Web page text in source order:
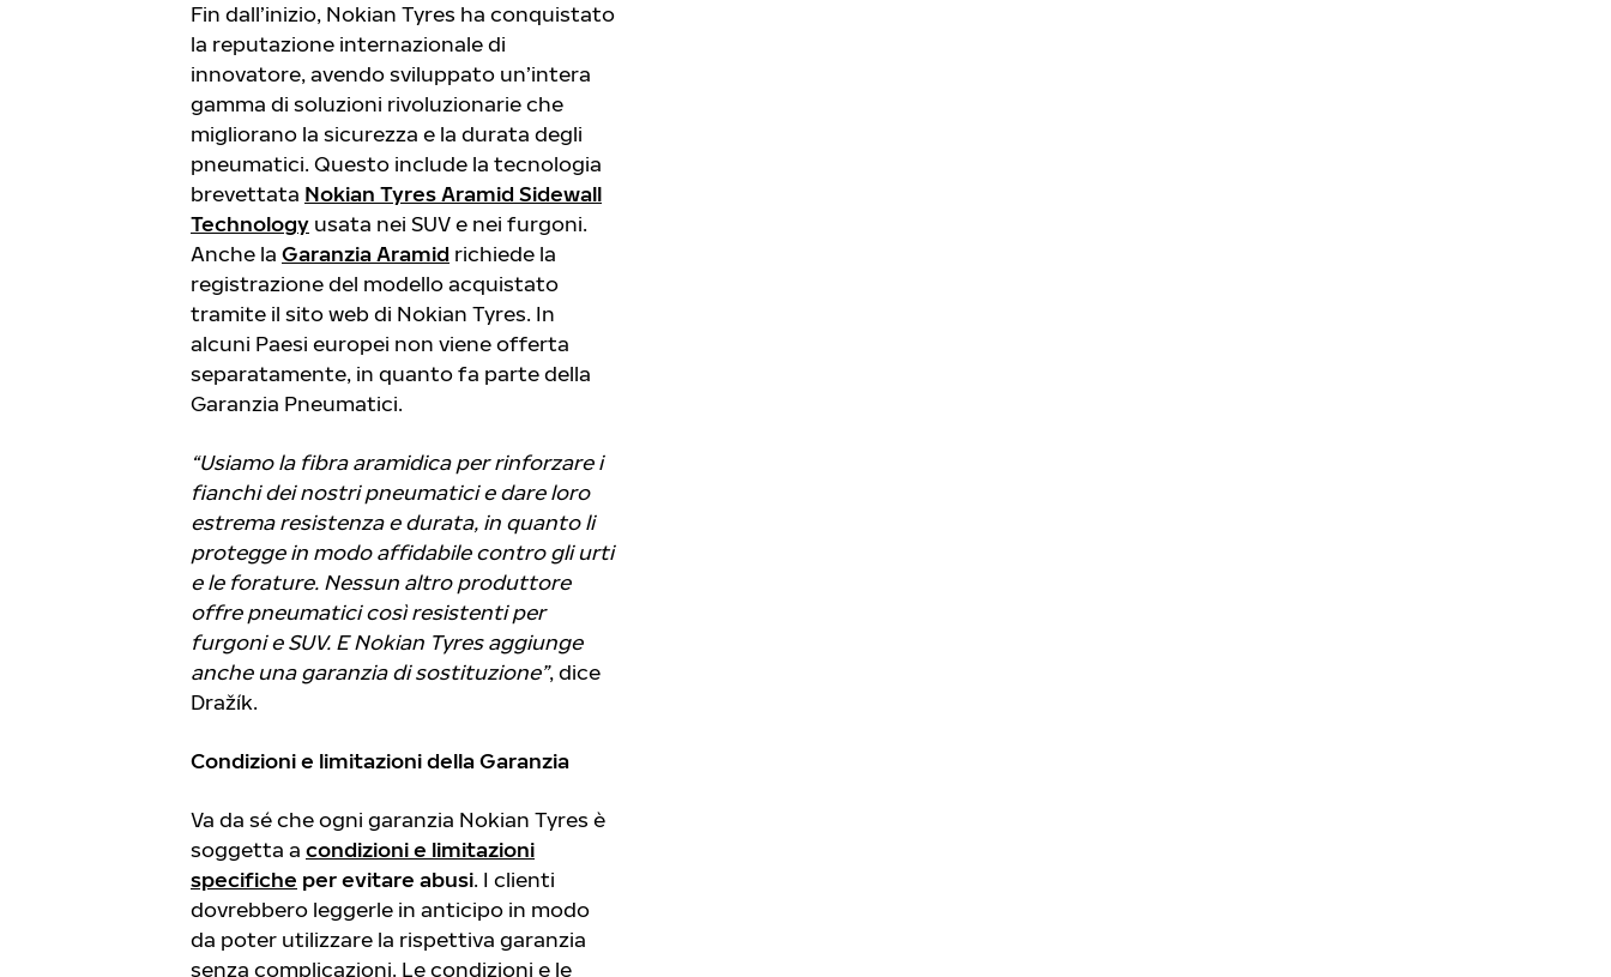
Fin dall’inizio, Nokian Tyres ha conquistato
la reputazione internazionale di
innovatore, avendo sviluppato un’intera
gamma di soluzioni rivoluzionarie che
migliorano la sicurezza e la durata degli
pneumatici. Questo include la tecnologia
brevettata Nokian Tyres Aramid Sidewall
Technology usata nei SUV e nei furgoni.
Anche la Garanzia Aramid richiede la
registrazione del modello acquistato
tramite il sito web di Nokian Tyres. In
alcuni Paesi europei non viene offerta
separatamente, in quanto fa parte della
Garanzia Pneumatici.
“Usiamo la fibra aramidica per rinforzare i
fianchi dei nostri pneumatici e dare loro
estrema resistenza e durata, in quanto li
protegge in modo affidabile contro gli urti
e le forature. Nessun altro produttore
offre pneumatici così resistenti per
furgoni e SUV. E Nokian Tyres aggiunge
anche una garanzia di sostituzione”, dice
Dražík.
Condizioni e limitazioni della Garanzia
Va da sé che ogni garanzia Nokian Tyres è
soggetta a condizioni e limitazioni
specifiche per evitare abusi. I clienti
dovrebbero leggerle in anticipo in modo
da poter utilizzare la rispettiva garanzia
senza complicazioni. Le condizioni e le